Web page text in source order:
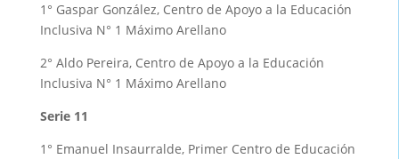
1° Gaspar González, Centro de Apoyo a la Educación
Inclusiva N° 1 Máximo Arellano
2° Aldo Pereira, Centro de Apoyo a la Educación
Inclusiva N° 1 Máximo Arellano
Serie 11
1° Emanuel Insaurralde, Primer Centro de Educación